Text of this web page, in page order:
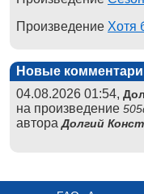
Произведение Хотя
Новые
04.08.2026 01:54,
на произведение
автораДолгий